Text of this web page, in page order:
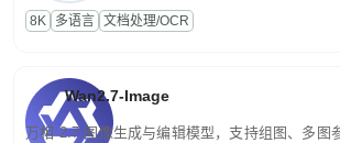
为便于存储、检索和二次处理的结构化结果。
8K 多语言 文档处理/OCR
Wan2.7-Image
万相 2.7 图像生成与编辑模型，支持组图、多图